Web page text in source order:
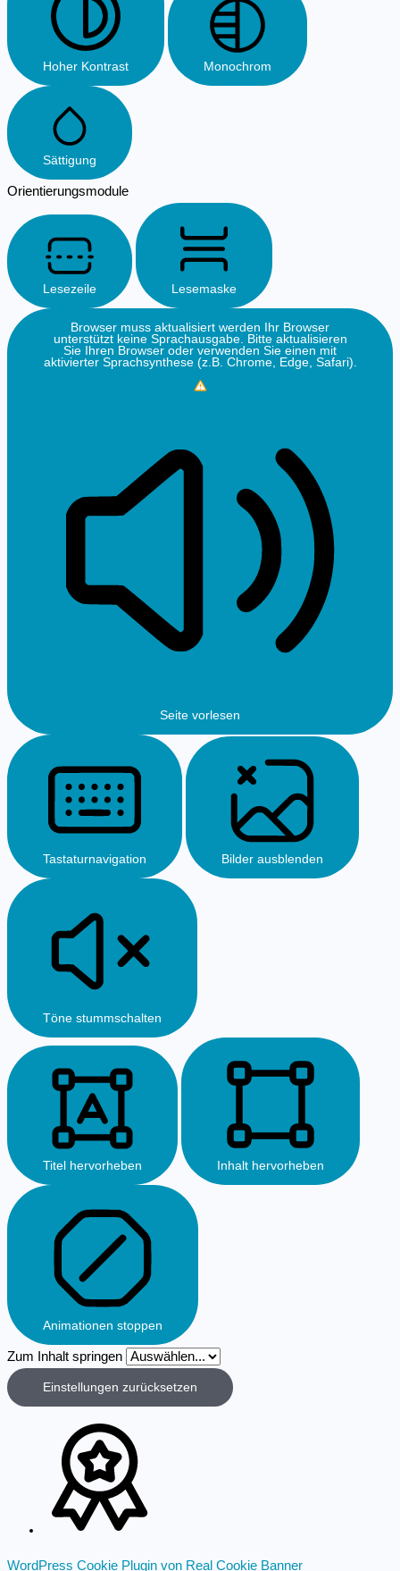
Hoher Kontrast Monochrom
Sättigung
Orientierungsmodule
Lesezeile Lesemaske
Browser muss aktualisiert werden
Ihr Browser
unterstützt keine Sprachausgabe. Bitte aktualisieren
Sie Ihren Browser oder verwenden Sie einen mit
aktivierter Sprachsynthese (z.B. Chrome, Edge, Safari).
Seite vorlesen
Tastaturnavigation Bilder ausblenden
Töne stummschalten
Titel hervorheben Inhalt hervorheben
Animationen stoppen
Zum Inhalt springen
Einstellungen zurücksetzen
WordPress Cookie Plugin von Real Cookie Banner